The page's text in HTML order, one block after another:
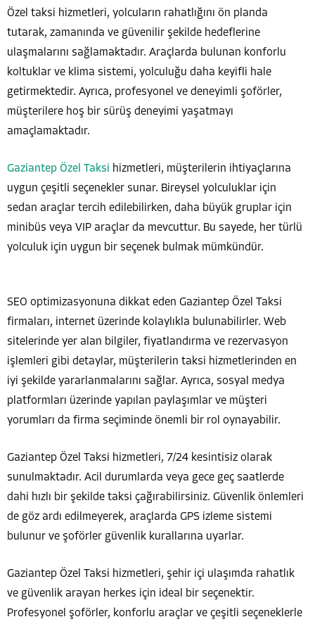
Özel taksi hizmetleri, yolcuların rahatlığını ön planda
tutarak, zamanında ve güvenilir şekilde hedeflerine
ulaşmalarını sağlamaktadır. Araçlarda bulunan konforlu
koltuklar ve klima sistemi, yolculuğu daha keyifli hale
getirmektedir. Ayrıca, profesyonel ve deneyimli şoförler,
müşterilere hoş bir sürüş deneyimi yaşatmayı
amaçlamaktadır.
Gaziantep Özel Taksi hizmetleri, müşterilerin ihtiyaçlarına
uygun çeşitli seçenekler sunar. Bireysel yolculuklar için
sedan araçlar tercih edilebilirken, daha büyük gruplar için
minibüs veya VIP araçlar da mevcuttur. Bu sayede, her türlü
yolculuk için uygun bir seçenek bulmak mümkündür.
SEO optimizasyonuna dikkat eden Gaziantep Özel Taksi
firmaları, internet üzerinde kolaylıkla bulunabilirler. Web
sitelerinde yer alan bilgiler, fiyatlandırma ve rezervasyon
işlemleri gibi detaylar, müşterilerin taksi hizmetlerinden en
iyi şekilde yararlanmalarını sağlar. Ayrıca, sosyal medya
platformları üzerinde yapılan paylaşımlar ve müşteri
yorumları da firma seçiminde önemli bir rol oynayabilir.
Gaziantep Özel Taksi hizmetleri, 7/24 kesintisiz olarak
sunulmaktadır. Acil durumlarda veya gece geç saatlerde
dahi hızlı bir şekilde taksi çağırabilirsiniz. Güvenlik önlemleri
de göz ardı edilmeyerek, araçlarda GPS izleme sistemi
bulunur ve şoförler güvenlik kurallarına uyarlar.
Gaziantep Özel Taksi hizmetleri, şehir içi ulaşımda rahatlık
ve güvenlik arayan herkes için ideal bir seçenektir.
Profesyonel şoförler, konforlu araçlar ve çeşitli seçeneklerle